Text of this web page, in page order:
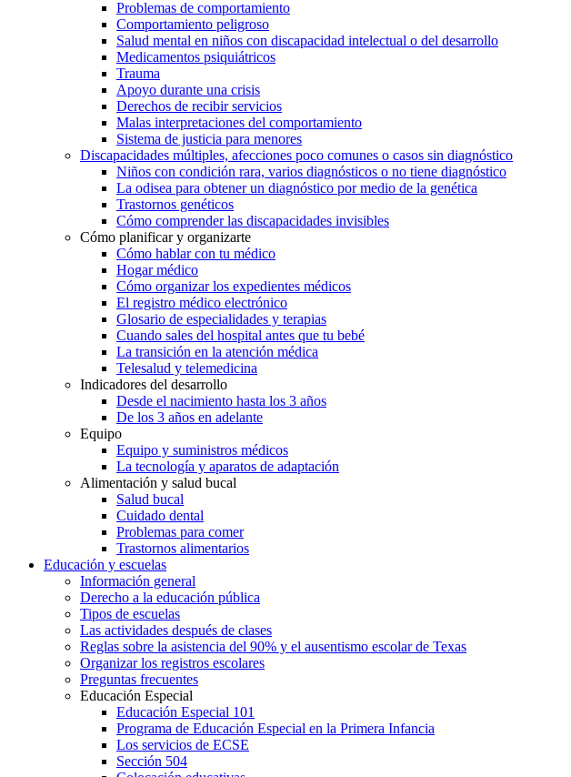
Problemas de comportamiento
Comportamiento peligroso
Salud mental en niños con discapacidad intelectual o del desarrollo
Medicamentos psiquiátricos
Trauma
Apoyo durante una crisis
Derechos de recibir servicios
Malas interpretaciones del comportamiento
Sistema de justicia para menores
Discapacidades múltiples, afecciones poco comunes o casos sin diagnóstico
Niños con condición rara, varios diagnósticos o no tiene diagnóstico
La odisea para obtener un diagnóstico por medio de la genética
Trastornos genéticos
Cómo comprender las discapacidades invisibles
Cómo planificar y organizarte
Cómo hablar con tu médico
Hogar médico
Cómo organizar los expedientes médicos
El registro médico electrónico
Glosario de especialidades y terapias
Cuando sales del hospital antes que tu bebé
La transición en la atención médica
Telesalud y telemedicina
Indicadores del desarrollo
Desde el nacimiento hasta los 3 años
De los 3 años en adelante
Equipo
Equipo y suministros médicos
La tecnología y aparatos de adaptación
Alimentación y salud bucal
Salud bucal
Cuidado dental
Problemas para comer
Trastornos alimentarios
Educación y escuelas
Información general
Derecho a la educación pública
Tipos de escuelas
Las actividades después de clases
Reglas sobre la asistencia del 90% y el ausentismo escolar de Texas
Organizar los registros escolares
Preguntas frecuentes
Educación Especial
Educación Especial 101
Programa de Educación Especial en la Primera Infancia
Los servicios de ECSE
Sección 504